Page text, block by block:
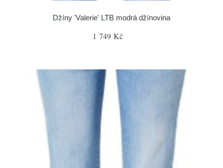
Džíny 'Valerie' LTB modrá džínovina
1 749 Kč